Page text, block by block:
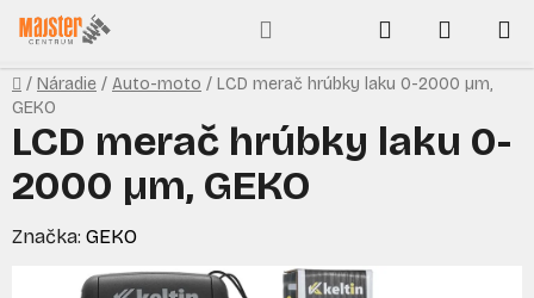
Prejsť
na
obsah
Hľadať
KOŠÍK
Domov
/ Náradie / Auto-moto / LCD merač hrúbky laku 0-2000 µm,
GEKO
LCD merač hrúbky laku 0-
2000 µm, GEKO
Značka: GEKO